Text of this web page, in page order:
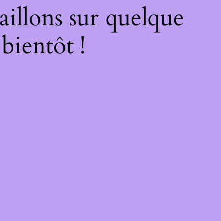
sur quelque
!